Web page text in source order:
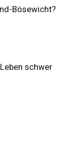
Bösewicht?
schwer